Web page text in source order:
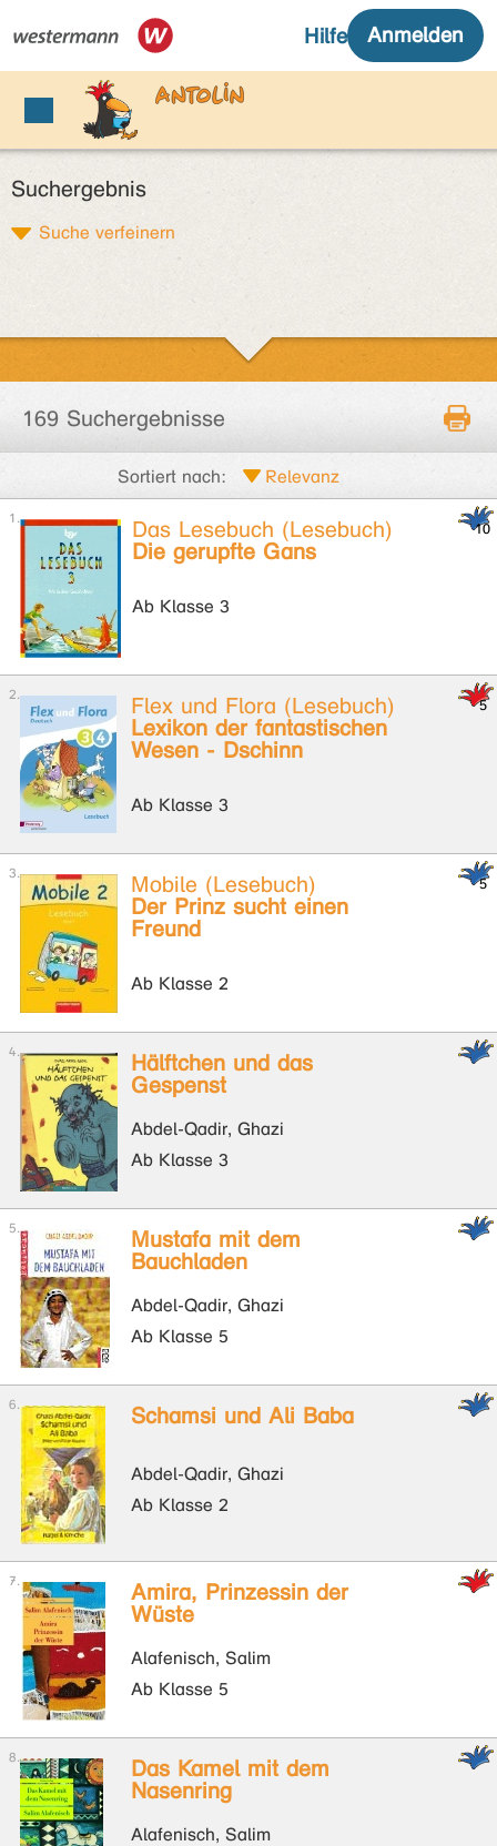
Suchergebnis
Suche verfeinern
169 Suchergebnisse
Sortiert nach:
Das Lesebuch (Lesebuch)
Die gerupfte Gans
Ab Klasse 3
Flex und Flora (Lesebuch)
Lexikon der fantastischen
Wesen - Dschinn
Ab Klasse 3
Mobile (Lesebuch)
Der Prinz sucht einen
Freund
Ab Klasse 2
Hälftchen und das
Gespenst
Abdel-Qadir, Ghazi
Ab Klasse 3
Mustafa mit dem
Bauchladen
Abdel-Qadir, Ghazi
Ab Klasse 5
Schamsi und Ali Baba
Abdel-Qadir, Ghazi
Ab Klasse 2
Amira, Prinzessin der
Wüste
Alafenisch, Salim
Ab Klasse 5
Das Kamel mit dem
Nasenring
Alafenisch, Salim